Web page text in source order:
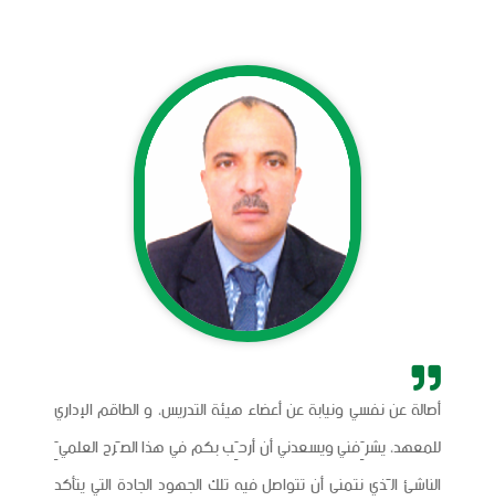
أصالة عن نفسي ونيابة عن أعضاء هيئة التدريس، و الطاقم الإداري
للمعهد، يشرِّفني ويسعدني أن أرحِّب بكم في هذا الصَّرح العلميِّ
الناشئ الَّذي نتمنى أن تتواصل فيه تلك الجهود الجادة التي يتأكد